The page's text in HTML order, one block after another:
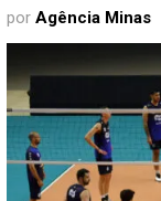
por Agência Minas